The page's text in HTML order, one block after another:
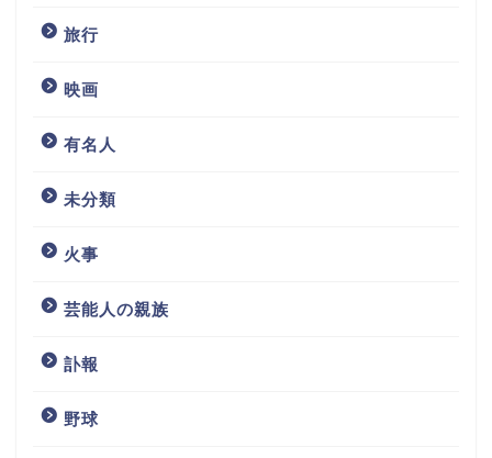
旅行
映画
有名人
未分類
火事
芸能人の親族
訃報
野球